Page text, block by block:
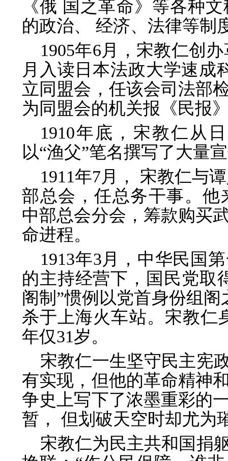
《俄 国之革命》等各种
的政治、 经济、法律等制
1905年6月，宋教仁创
月入读日本法政大学速成
立同盟会，任该会司法部
为同盟会的机关报《民报
1910年底，宋教仁从
以“渔父”笔名撰写了大量
1911年7月， 宋教仁与
部总会，任总务干事。
中部总会分会，筹款购买
命进程。
1913年3月，中华民国
的主持经营下，国民党取
阁制”惯例以党首身份组
杀于上海火车站。宋教仁
年仅31岁。
宋教仁一生坚守民主宪
有实现，但他的革命精神
争史上写下了浓墨重彩的
暂， 但划破天空时却尤为
宋教仁为民主共和国捐